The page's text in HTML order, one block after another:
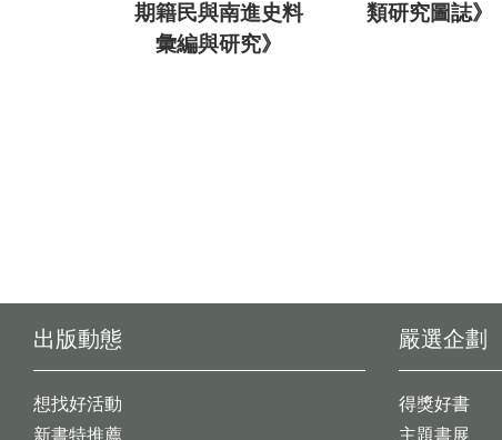
期籍民與南進史料
彙編與研究》
類研究圖誌》
出版動態
想找好活動
新書特推薦
嚴選企劃
得獎好書
主題書展